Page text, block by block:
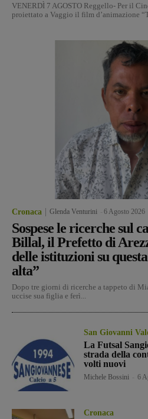
VENERDÌ 7 AGOSTO Reggello- Per il
proiettato a Vaggio il film d’animazione
Cronaca Glenda Venturini 6 Agosto 2026
Sospese le ricerche sul
Billal, il Prefetto di
delle istituzioni su
alta”
Dopo tre giorni di ricerche a tappeto di
uccise sua figlia e ferì...
San Giovanni
La Futsal
strada della
volti nuovi
Michele Bossini 6
Cronaca